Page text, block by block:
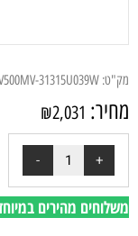
מק"ט: 31315U039W
מחיר: ₪2,031
משלוחים מהירים במיוחד עד 7